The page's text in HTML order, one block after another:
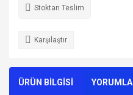
Stoktan Teslim
Karşılaştır
ÜRÜN BİLGİSİ